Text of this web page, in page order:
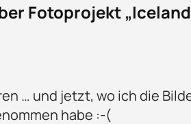
Fotoprojekt
… und jetzt, wo ich die
habe :-(